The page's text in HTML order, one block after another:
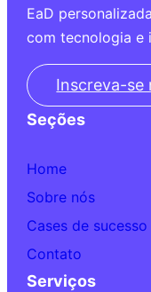
EaD
com tecnologia e
Inscreva-se
Seções
Home
Sobre nós
Cases de sucesso
Contato
Serviços